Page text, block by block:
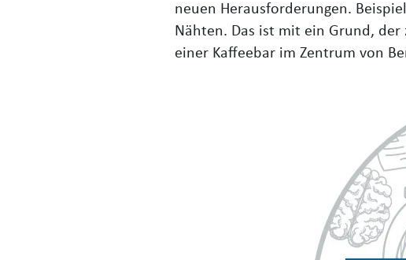
neuen Herausforderungen.
Nähten. Das ist mit ein Grund, der
einer Kaffeebar im Zentrum von